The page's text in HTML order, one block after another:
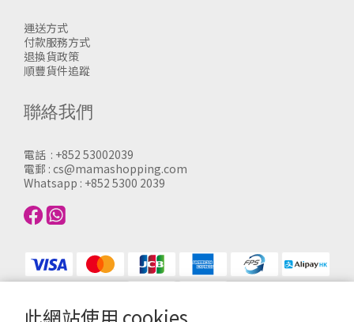
運送方式
付款服務方式
退換貨政策
順豐貨件追蹤
聯絡我們
電話 : +852 53002039
電郵 : cs@mamashopping.com
Whatsapp : +852 5300 2039